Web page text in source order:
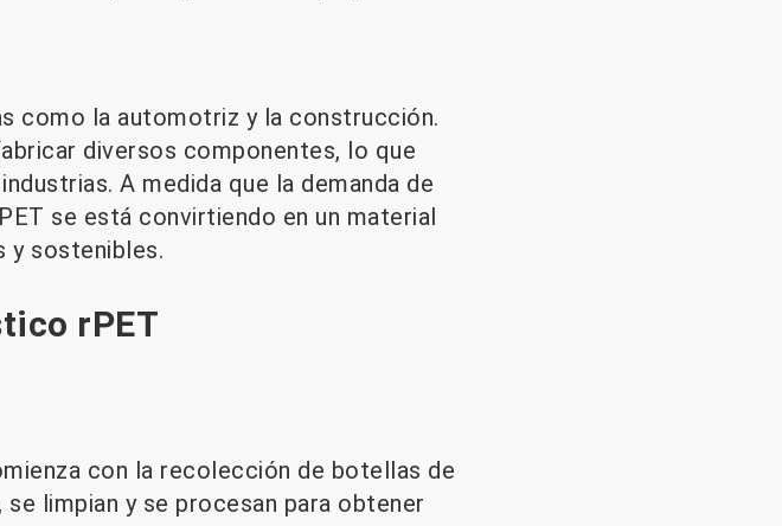
como la automotriz y la construcción.
diversos componentes, lo que
A medida que la demanda de
se está convirtiendo en un material
y sostenibles.
rPET
con la recolección de botellas de
limpian y se procesan para obtener